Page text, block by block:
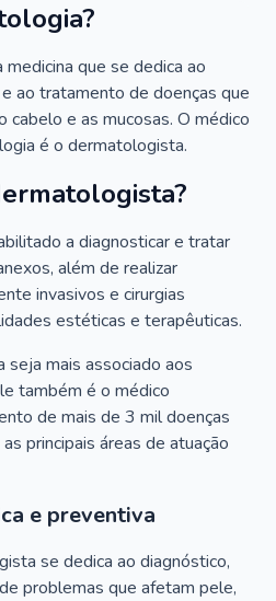
que se dedica ao
ao tratamento de doenças que
cabelo e as mucosas. O médico
é o dermatologista.
a diagnosticar e tratar
além de realizar
invasivos e cirurgias
estéticas e terapêuticas.
mais associado aos
também é o médico
de mais de 3 mil doenças
principais áreas de atuação
e preventiva
se dedica ao diagnóstico,
problemas que afetam pele,